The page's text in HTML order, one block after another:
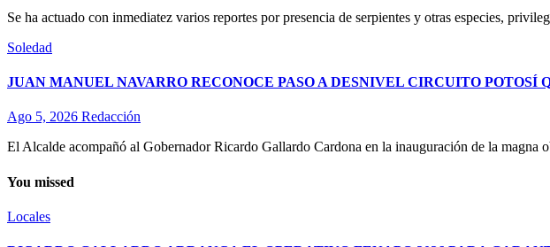
Se ha actuado con inmediatez varios reportes por presencia de serpientes y otras especies,
Soledad
JUAN MANUEL NAVARRO RECONOCE PASO A DESNIVEL CIRCUITO
Ago 5, 2026 Redacción
El Alcalde acompañó al Gobernador Ricardo Gallardo Cardona en la inauguración de la
You missed
Locales